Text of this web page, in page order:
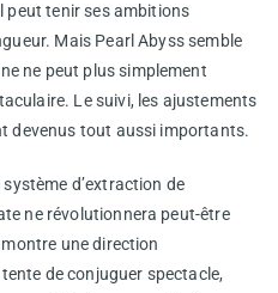
peut tenir ses ambitions
Mais Pearl Abyss semble
ne peut plus simplement
Le suivi, les ajustements
devenus tout aussi importants.
d’extraction de
ne révolutionnera peut-être
une direction
de conjuguer spectacle,